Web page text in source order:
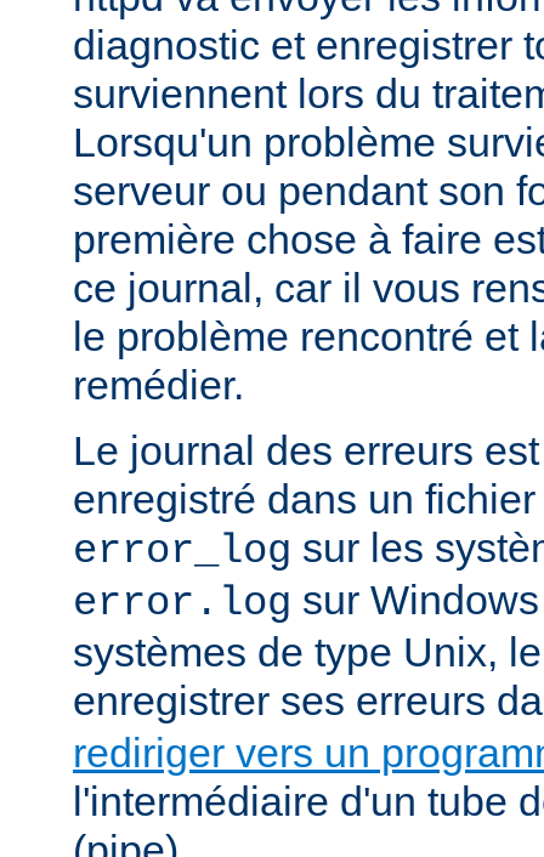
diagnostic et enregistrer
surviennent lors du
Lorsqu'un problème
serveur ou pendant son
première chose à faire
ce journal, car il vous
le problème rencontré et
remédier.
Le journal des erreurs
enregistré dans un
error_log sur les
error.log sur
systèmes de type Unix,
enregistrer ses erreurs
rediriger vers un
l'intermédiaire d'un tube